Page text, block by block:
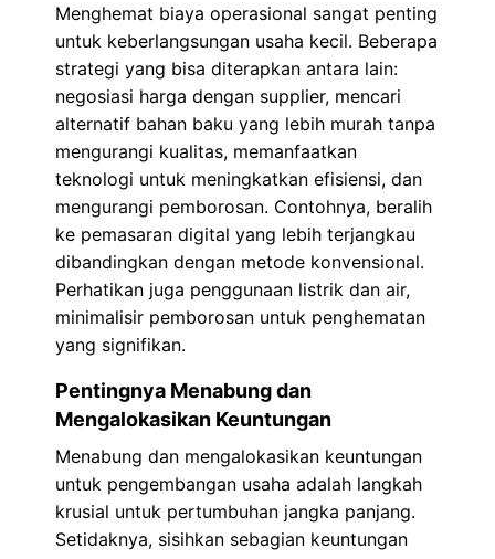
Menghemat biaya operasional sangat penting
untuk keberlangsungan usaha kecil. Beberapa
strategi yang bisa diterapkan antara lain:
negosiasi harga dengan supplier, mencari
alternatif bahan baku yang lebih murah tanpa
mengurangi kualitas, memanfaatkan
teknologi untuk meningkatkan efisiensi, dan
mengurangi pemborosan. Contohnya, beralih
ke pemasaran digital yang lebih terjangkau
dibandingkan dengan metode konvensional.
Perhatikan juga penggunaan listrik dan air,
minimalisir pemborosan untuk penghematan
yang signifikan.
Pentingnya Menabung dan
Mengalokasikan Keuntungan
Menabung dan mengalokasikan keuntungan
untuk pengembangan usaha adalah langkah
krusial untuk pertumbuhan jangka panjang.
Setidaknya, sisihkan sebagian keuntungan